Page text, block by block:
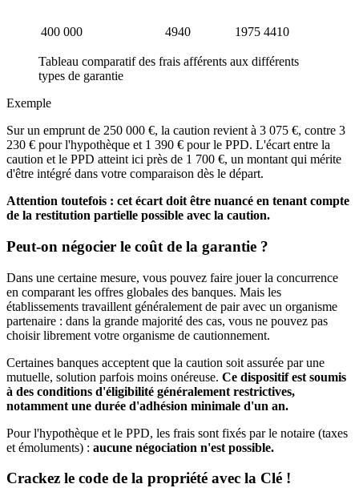
400 000 4940 1975 4410
Tableau comparatif des frais afférents aux différents
types de garantie
Exemple
Sur un emprunt de 250 000 €, la caution revient à 3 075 €, contre 3
230 € pour l'hypothèque et 1 390 € pour le PPD. L'écart entre la
caution et le PPD atteint ici près de 1 700 €, un montant qui mérite
d'être intégré dans votre comparaison dès le départ.
Attention toutefois : cet écart doit être nuancé en tenant compte
de la restitution partielle possible avec la caution.
Peut-on négocier le coût de la garantie ?
Dans une certaine mesure, vous pouvez faire jouer la concurrence
en comparant les offres globales des banques. Mais les
établissements travaillent généralement de pair avec un organisme
partenaire : dans la grande majorité des cas, vous ne pouvez pas
choisir librement votre organisme de cautionnement.
Certaines banques acceptent que la caution soit assurée par une
mutuelle, solution parfois moins onéreuse. Ce dispositif est soumis
à des conditions d'éligibilité généralement restrictives,
notamment une durée d'adhésion minimale d'un an.
Pour l'hypothèque et le PPD, les frais sont fixés par le notaire (taxes
et émoluments) : aucune négociation n'est possible.
Crackez le code de la propriété avec la Clé !